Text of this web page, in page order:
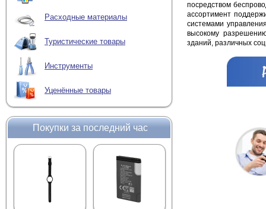
Расходные материалы
Туристические товары
Инструменты
Уценённые товары
Покупки за последний час
посредством
ассортимент
системами
высокому
зданий, различных